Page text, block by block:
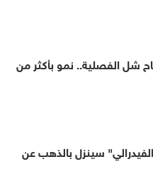
أرباح شل الفصلية.. نمو بأكثر من
سينزل بالذهب عن